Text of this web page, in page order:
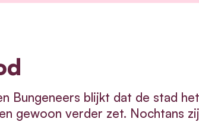
Bungeneers blijkt dat de stad
gewoon verder zet. Nochtans